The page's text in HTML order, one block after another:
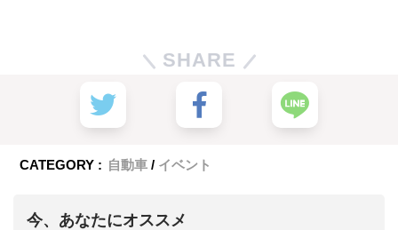
SHARE
CATEGORY : 自動車 イベント
今、あなたにオススメ